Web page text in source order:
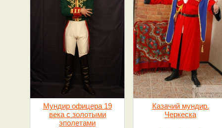
Мундир офицера 19
века с золотыми
эполетами
Казачий мундир.
Черкеска